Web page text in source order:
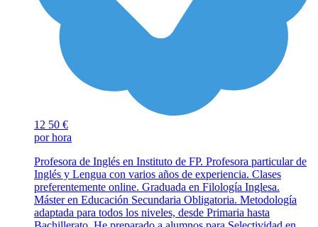
12 50 €
por hora
Profesora de Inglés en Instituto de FP. Profesora particular de
Inglés y Lengua con varios años de experiencia. Clases
preferentemente online. Graduada en Filología Inglesa.
Máster en Educación Secundaria Obligatoria. Metodología
adaptada para todos los niveles, desde Primaria hasta